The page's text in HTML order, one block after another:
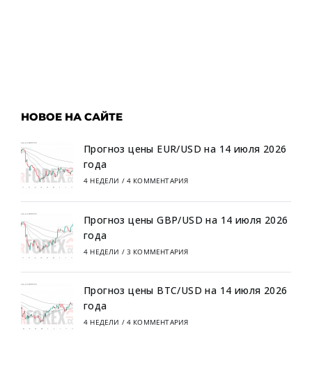
НОВОЕ НА САЙТЕ
Прогноз цены EUR/USD на 14 июля 2026
года
4 НЕДЕЛИ / 4 КОММЕНТАРИЯ
Прогноз цены GBP/USD на 14 июля 2026
года
4 НЕДЕЛИ / 3 КОММЕНТАРИЯ
Прогноз цены BTC/USD на 14 июля 2026
года
4 НЕДЕЛИ / 4 КОММЕНТАРИЯ